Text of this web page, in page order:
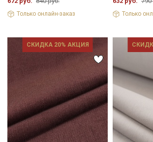
Только онлайн-заказ Только
СКИДКА 20% АКЦИЯ